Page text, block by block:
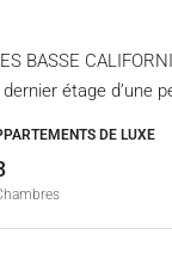
BASSE
dernier étage d’une
DE LUXE